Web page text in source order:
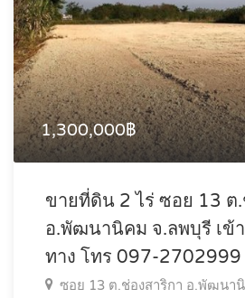
1,300,000฿
ขายที่ดิน 2 ไร่ ซอย 13 ต
อ.พัฒนานิคม จ.ลพบุรี เข้
ทาง โทร 097-2702999
ซอย 13 ต.ช่องสาริกา อ.พัฒนา